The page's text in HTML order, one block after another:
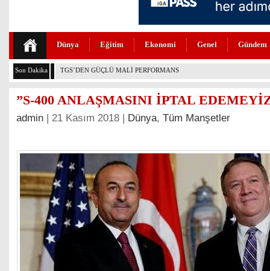
Dünya Eğitim Ekonomi Genel Gündem
Son Dakika THY VE PEGASUS DÜNYANIN EN DEĞERLİLERİ ARASINDA
”S-400 ANLAŞMASINI İPTAL
admin | 21 Kasım 2018 | Dünya, Tüm Manşetler